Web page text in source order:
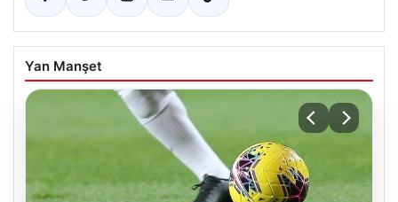
Yan Manşet